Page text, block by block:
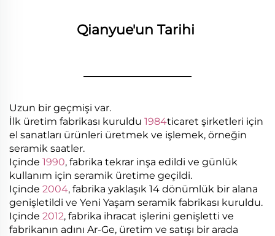
Qianyue'un Tarihi
Uzun bir geçmişi var.
İlk üretim fabrikası kuruldu 1984ticaret şirketleri için
el sanatları ürünleri üretmek ve işlemek, örneğin
seramik saatler.
Içinde 1990, fabrika tekrar inşa edildi ve günlük
kullanım için seramik üretime geçildi.
Içinde 2004, fabrika yaklaşık 14 dönümlük bir alana
genişletildi ve Yeni Yaşam seramik fabrikası kuruldu.
Içinde 2012, fabrika ihracat işlerini genişletti ve
fabrikanın adını Ar-Ge, üretim ve satışı bir arada